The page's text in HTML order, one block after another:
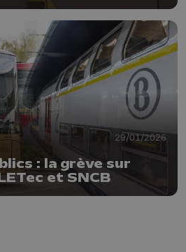
29/01/2026
: la grève sur
et SNCB